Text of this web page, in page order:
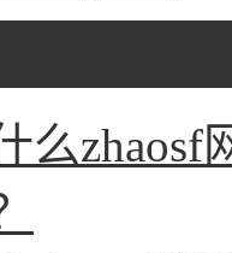
么